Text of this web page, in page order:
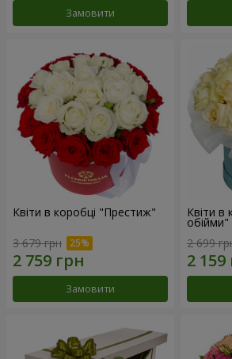
Замовити
Квіти в коробці "Престиж"
3 679 грн
Замовити
Квіти в
обійми"
2 699